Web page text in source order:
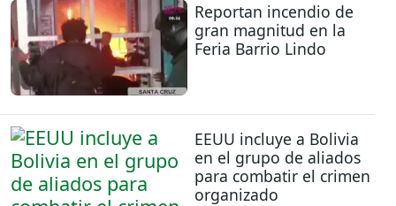
Reportan incendio de
gran magnitud en la
Feria Barrio Lindo
EEUU incluye a Bolivia
en el grupo de aliados
para combatir el crimen
organizado